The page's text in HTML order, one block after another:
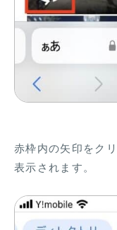
赤枠内の矢印をク
表示されます。